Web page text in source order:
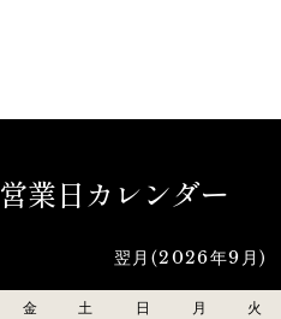
営業日カレンダー
金 土
翌月(2026年9月)
日 月 火